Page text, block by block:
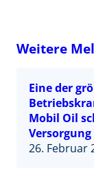
Weitere
Eine der
Mobil Oil
26. Februar